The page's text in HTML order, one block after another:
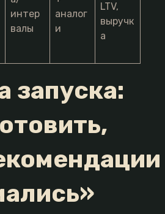
интер
валы
аналог
и
LTV,
выручк
а
запуска: